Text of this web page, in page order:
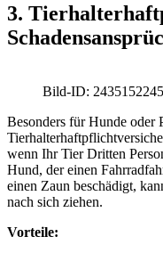
3.
Bild-ID:
Besonders für Hunde oder
wenn Ihr Tier Dritten
Hund, der einen
einen Zaun beschädigt,
nach sich ziehen.
Vorteile: